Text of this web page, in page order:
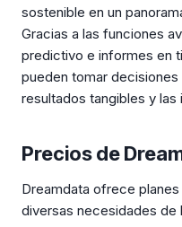
sostenible en un
Gracias a las funciones
predictivo e informes en
pueden tomar
resultados tangibles y las
Precios de
Dreamdata ofrece
diversas necesidades de